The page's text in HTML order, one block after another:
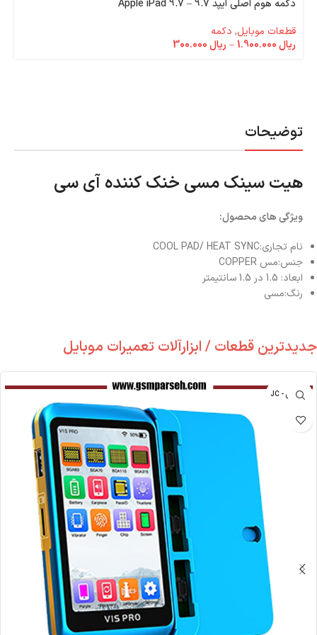
توضیحات
هیت سینک مسی خنک کننده آی سی
ویژگی های محصول:
نام تجاری:COOL PAD/ HEAT SYNC
جنس:مس COPPER
ابعاد: 1.5 در 1.5 سانتیمتر
رنگ:مسی
دکمه هوم اصلی آیپد 9.7 – Apple iPad 9.7
قطعات موبایل, دکمه
ریال
– ریال
جدیدترین قطعات / ابزارآلات تعمیرات موبایل
جی سی - JC